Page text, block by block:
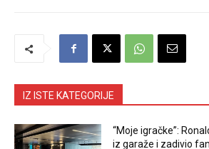
IZ ISTE KATEGORIJE
“Moje igračke”:
iz garaže i zadivio